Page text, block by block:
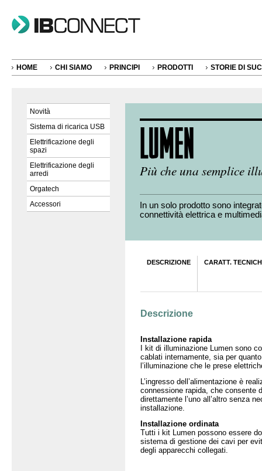
HOME CHI SIAMO PRINCIPI PRODOTTI STORIE DI
Novità
Sistema di ricarica USB
Elettrificazione degli
spazi
Elettrificazione degli
arredi
Orgatech
Accessori
Più che una semplice
In un solo prodotto sono
connettività elettrica e
Producto
DESCRIZIONE CARATT.
Descrizione
Installazione rapida
I kit di illuminazione Lumen sono
cablati internamente, sia per
l’illuminazione che le prese
L’ingresso dell’alimentazione è
connessione rapida, che consente
direttamente l’uno all’altro senza
installazione.
Installazione ordinata
Tutti i kit Lumen possono essere
sistema di gestione dei cavi per
degli apparecchi collegati.